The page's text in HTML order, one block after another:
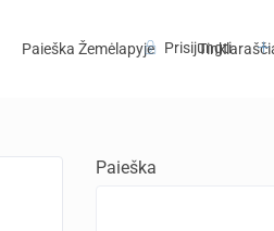
Paieška Žemėlapyje Prisijungti
Svečiai
Paieška